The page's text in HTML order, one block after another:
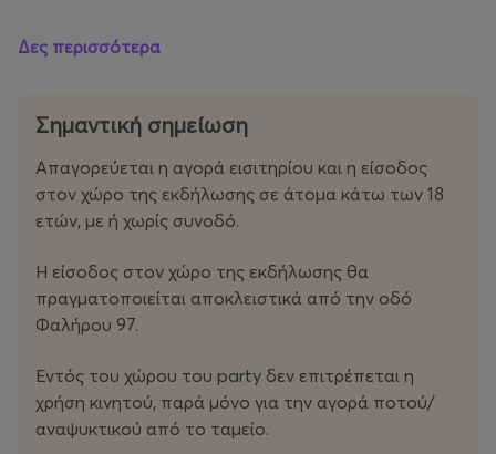
Τοποθεσία: ΧΩΡΟΣ ΦΙΑΤ, Φαλήρου 97, Αθήνα 117 41
Mood: Λίγο πιο offline. Πολύ πιο μέσα στη στιγμή.
Supported byVESTART
Δες περισσότερα
Σημαντική σημείωση
Απαγορεύεται η αγορά εισιτηρίου και η είσοδος
στον χώρο της εκδήλωσης σε άτομα κάτω των 18
ετών, με ή χωρίς συνοδό.
Η είσοδος στον χώρο της εκδήλωσης θα
πραγματοποιείται αποκλειστικά από την οδό
Φαλήρου 97.
Εντός του χώρου του party δεν επιτρέπεται η
χρήση κινητού, παρά μόνο για την αγορά ποτού/
αναψυκτικού από το ταμείο.